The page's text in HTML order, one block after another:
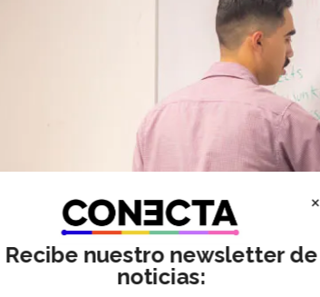
×
Recibe nuestro newsletter de
noticias: